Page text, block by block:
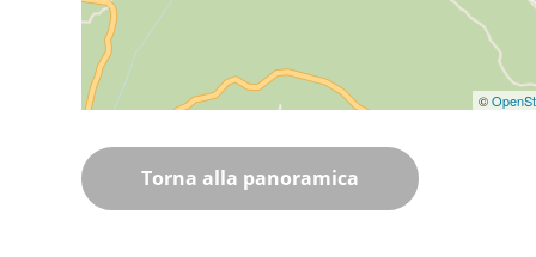
©
Torna alla panoramica